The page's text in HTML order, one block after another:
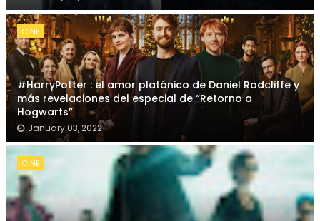
CINE
#HarryPotter : el amor platónico de Daniel Radcliffe y
más revelaciones del especial de “Retorno a
Hogwarts”
January 03, 2022
CINE